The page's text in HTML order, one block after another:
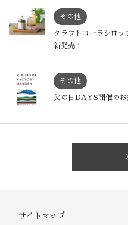
その他
クラフトコーラシロ
新発売！
その他
父の日DAYS開催のお
サイトマップ